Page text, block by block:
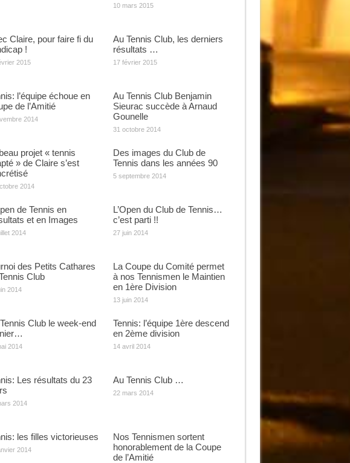
10 mars 2015
Claire, pour faire fi du
!
2015
Au Tennis Club, les derniers
résultats …
17 février 2015
l’équipe échoue en
de l’Amitié
2014
Au Tennis Club Benjamin
Sieurac succède à Arnaud
Gounelle
31 octobre 2014
projet « tennis
» de Claire s’est
2014
Des images du Club de
Tennis dans les années 90
5 septembre 2014
de Tennis en
et en Images
2014
L’Open du Club de Tennis…
c’est parti !!
27 juin 2014
des Petits Cathares
Club
2014
La Coupe du Comité permet
à nos Tennismen le Maintien
en 1ère Division
13 juin 2014
Club le week-end
2014
Tennis: l’équipe 1ère descend
en 2ème division
14 avril 2014
Les résultats du 23
2014
Au Tennis Club …
22 mars 2014
les filles victorieuses
2014
Nos Tennismen sortent
honorablement de la Coupe
de l’Amitié